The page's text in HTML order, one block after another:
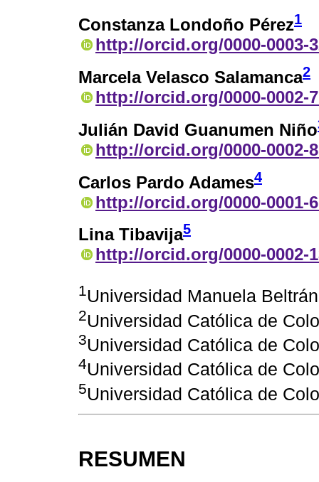
Constanza Londoño Pérez1
http://orcid.org/0000-0003-
Marcela Velasco Salamanca2
http://orcid.org/0000-0002-
Julián David Guanumen Niño
http://orcid.org/0000-0002-
Carlos Pardo Adames4
http://orcid.org/0000-0001-
Lina Tibavija5
http://orcid.org/0000-0002-
1Universidad Manuela Beltrán
2Universidad Católica de
3Universidad Católica de
4Universidad Católica de
5Universidad Católica de
RESUMEN